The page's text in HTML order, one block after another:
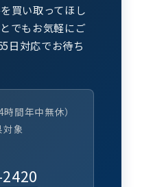
買い取ってほし
でもお気軽にご
日対応でお待ち
間年中無休）
象